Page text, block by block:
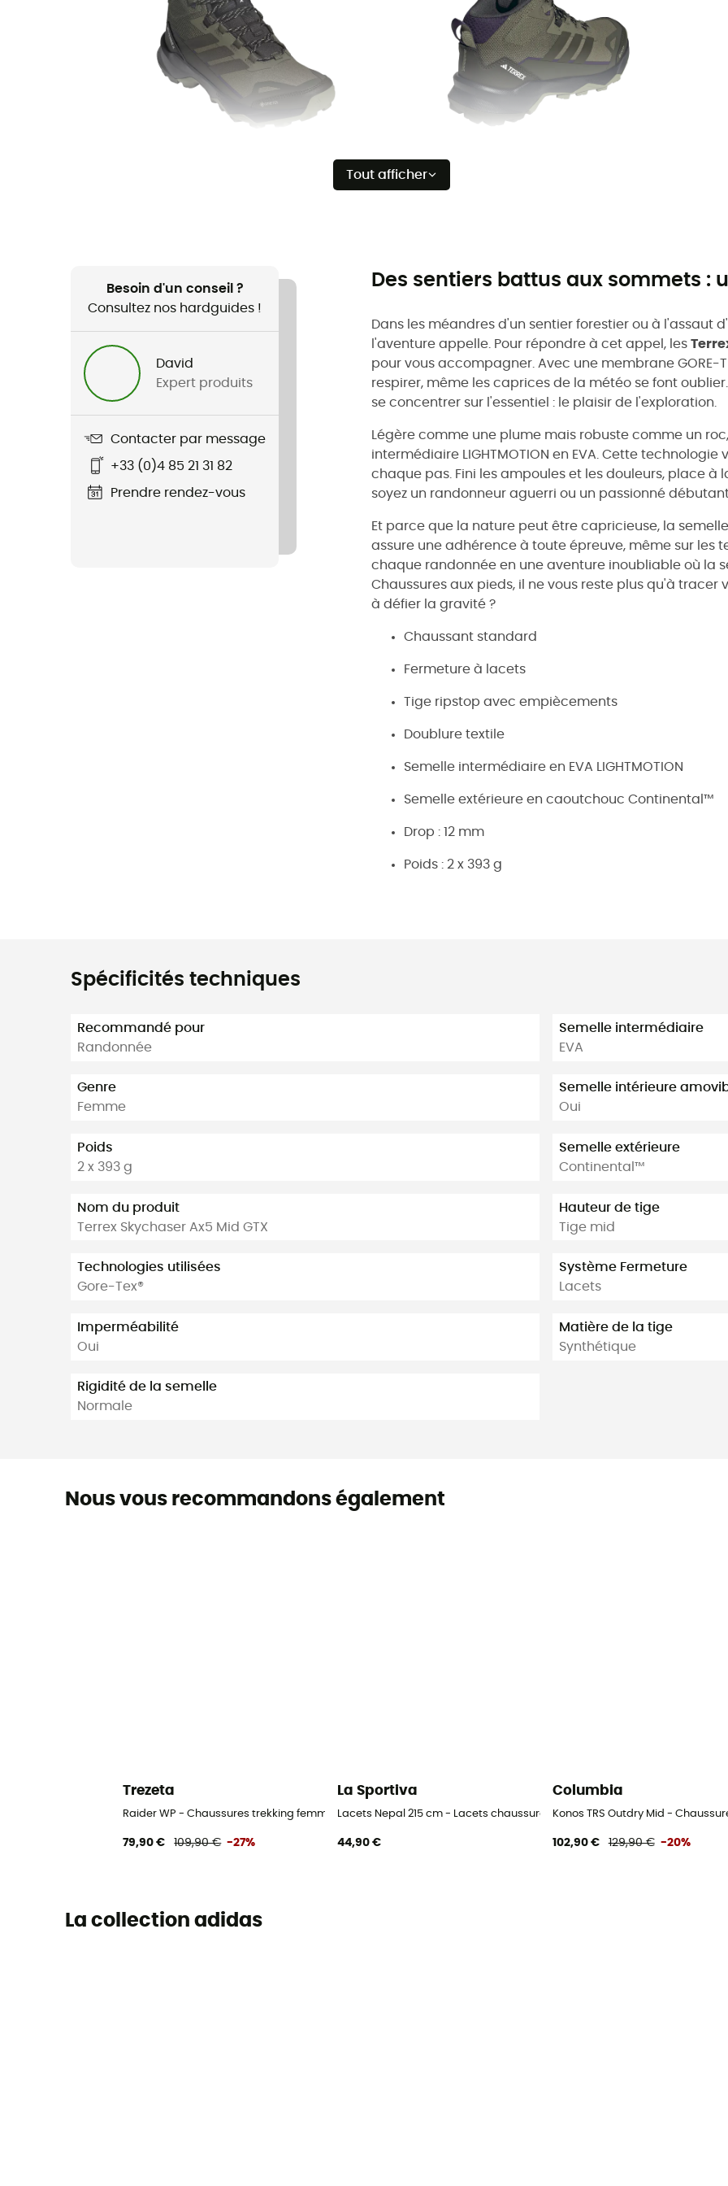
Tout afficher
Besoin d'un conseil ?
Consultez nos hardguides !
David
Expert produits
Contacter par message
+33 (0)4 85 21 31 82
Prendre rendez-vous
Des sentiers battus aux sommets :
Dans les méandres d'un sentier forestier ou à l'assaut
l'aventure appelle. Pour répondre à cet appel, les
pour vous accompagner. Avec une membrane GORE-
respirer, même les caprices de la météo se font
se concentrer sur l'essentiel : le plaisir de l'exploration.
Légère comme une plume mais robuste comme un
intermédiaire LIGHTMOTION en EVA. Cette
chaque pas. Fini les ampoules et les douleurs, place à
soyez un randonneur aguerri ou un passionné
Et parce que la nature peut être capricieuse, la
assure une adhérence à toute épreuve, même sur les
chaque randonnée en une aventure inoubliable où la
Chaussures aux pieds, il ne vous reste plus qu'à tracer
à défier la gravité ?
Chaussant standard
Fermeture à lacets
Tige ripstop avec empiècements
Doublure textile
Semelle intermédiaire en EVA LIGHTMOTION
Semelle extérieure en caoutchouc Continental™
Drop : 12 mm
Poids : 2 x 393 g
Spécificités techniques
Recommandé pour
Randonnée
Genre
Femme
Poids
2 x 393 g
Nom du produit
Terrex Skychaser Ax5 Mid GTX
Technologies utilisées
Gore-Tex®
Imperméabilité
Oui
Rigidité de la semelle
Normale
Semelle intermédiaire
EVA
Semelle intérieure
Oui
Semelle extérieure
Continental™
Hauteur de tige
Tige mid
Système Fermeture
Lacets
Matière de la tige
Synthétique
Nous vous recommandons également
Trezeta
Raider WP - Chaussures trekking femme
79,90 € 109,90 € -27%
La Sportiva
Lacets Nepal 215 cm - Lacets chaussures alpinisme
44,90 €
Columbia
Konos TRS Outdry Mid -
102,90 € 129,90 € -20%
La collection adidas